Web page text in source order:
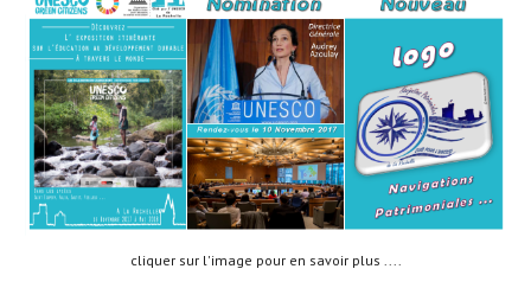
cliquer sur l'image pour en savoir plus ....